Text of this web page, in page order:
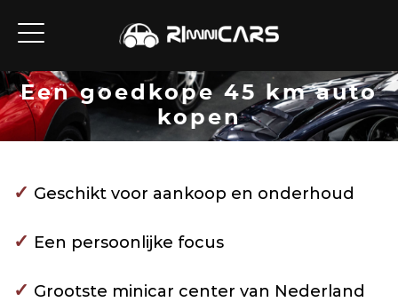
Een goedkope 45 km auto
kopen
✓ Geschikt voor aankoop en onderhoud
✓ Een persoonlijke focus
✓ Grootste minicar center van Nederland